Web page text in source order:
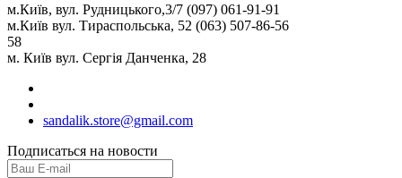
м.Київ, вул. Рудницького,3/7 (097) 061-91-91
м.Київ вул. Тираспольська, 52 (063) 507-86-56
58
м. Київ вул. Сергія Данченка, 28
sandalik.store@gmail.com
Подписаться на новости